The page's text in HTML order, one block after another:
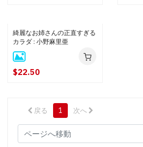
綺麗なお姉さんの正直すぎる
カラダ : 小野麻里亜
$22.50
戻る 1 次へ